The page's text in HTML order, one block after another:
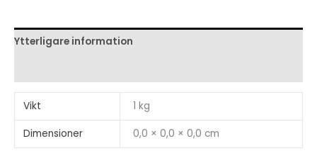
Ytterligare information
Vikt 1 kg
Dimensioner 0,0 × 0,0 × 0,0 cm